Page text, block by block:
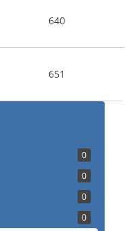
640
651
0
0
0
0